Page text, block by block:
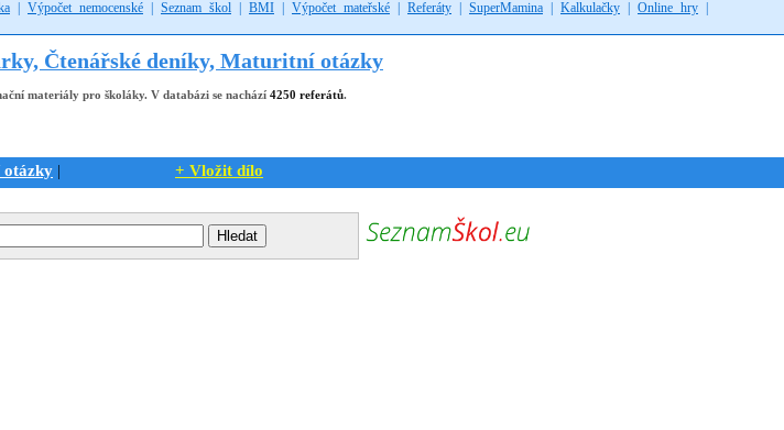
Výpočet nemocenské Seznam škol BMI Výpočet mateřské Referáty SuperMamina Kalkulačky Online hry
Čtenářské deníky, Maturitní otázky
materiály pro školáky. V databázi se nachází 4250 referátů.
+ Vložit dílo